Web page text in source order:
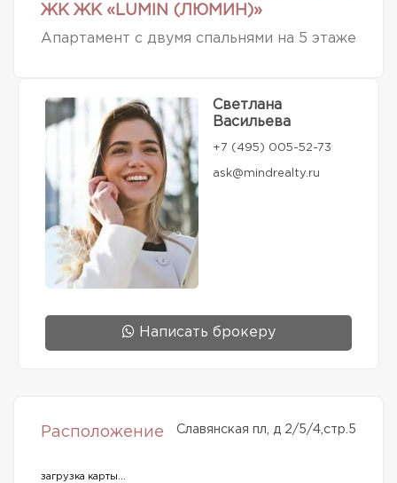
ЖК ЖК «LUMIN (ЛЮМИН)»
Апартамент c двумя спальнями на 5 этаже
Светлана
Васильева
+7 (495) 005-52-73
ask@mindrealty.ru
Написать брокеру
Расположение Славянская пл, д 2/5/4,стр.5
загрузка карты...